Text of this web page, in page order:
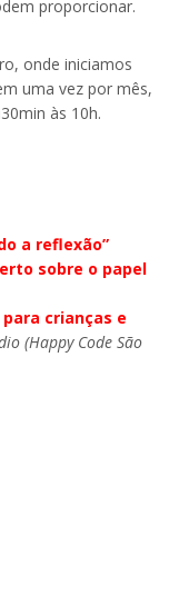
proporcionar.
onde iniciamos
uma vez por mês,
às 10h.
a reflexão”
sobre o papel
crianças e
(Happy Code São